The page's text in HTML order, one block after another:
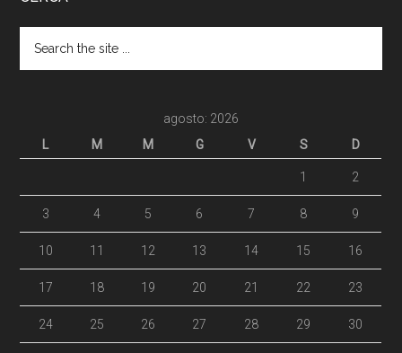
agosto: 2026
L
M M G V S D
1 2
3 4 5 6 7 8 9
10 11 12 13 14 15 16
17 18 19 20 21 22 23
24 25 26 27 28 29 30